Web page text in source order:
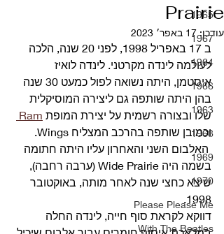
1965
1967
1964
1966
1963
1968
1969
1970
Please Please Me
With The Beatles
Prairie
עודכן:17 באפר׳ 2023
ב 17 באפריל 1998, לפני 20 שנה, הלכה
לעולמה לינדה מקרטני. לינדה לואיז
איסטמן, היתה נשואה לפול כמעט 30 שנה
בהן היתה שותפה גם ליצירה המוסיקלית
שלו ובצורה רשמית על יצירת המופת Ram
וכמובן שותפה בהרכב המצליח Wings.
האלבום השני והאחרון עליו היתה חתומה
בשמה היה Wide Prairie (ערבה רחבה),
שיצא כחצי שנה לאחר מותה, באוקטובר
1998.
דווקא לקראת סוף חייה, לינדה החלה